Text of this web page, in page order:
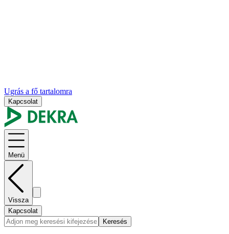
Ugrás a fő tartalomra
Kapcsolat
Menü
Vissza
Kapcsolat
Keresés